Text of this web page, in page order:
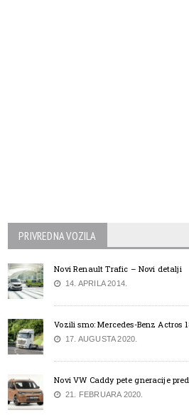
PRIVREDNA VOZILA
Novi Renault Trafic – Novi detalji
14. APRILA 2014.
Vozili smo: Mercedes-Benz Actros
17. AUGUSTA 2020.
Novi VW Caddy pete gneracije
21. FEBRUARA 2020.